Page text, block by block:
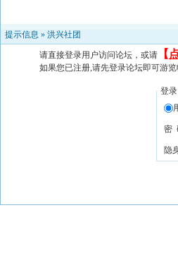
提示信息 » 洪兴社团
请直接登录用户访问论坛，或请 【
如果您已注册,请先登录论坛即可游
登录
密
隐